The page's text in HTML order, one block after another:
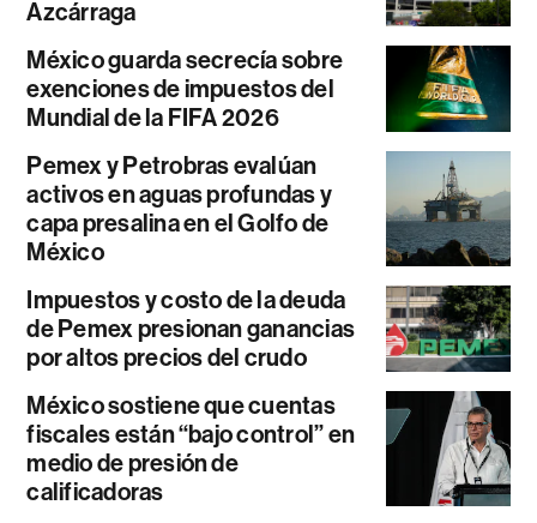
Azcárraga
México guarda secrecía sobre
exenciones de impuestos del
Mundial de la FIFA 2026
Pemex y Petrobras evalúan
activos en aguas profundas y
capa presalina en el Golfo de
México
Impuestos y costo de la deuda
de Pemex presionan ganancias
por altos precios del crudo
México sostiene que cuentas
fiscales están “bajo control” en
medio de presión de
calificadoras